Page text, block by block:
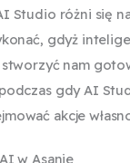
Studio różni się
gdyż
nam
gdy AI
akcje
w Asanie